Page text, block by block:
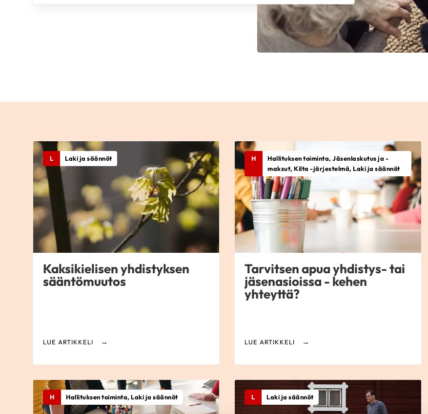
L Laki ja säännöt
Kaksikielisen yhdistyksen
sääntömuutos
LUE ARTIKKELI
H
Hallituksen toiminta, Jäsenlaskutus ja -
maksut, Kilta -järjestelmä, Laki ja säännöt
Tarvitsen apua yhdistys- tai
jäsenasioissa - kehen
yhteyttä?
LUE ARTIKKELI
H Hallituksen toiminta, Laki ja säännöt L Laki ja säännöt